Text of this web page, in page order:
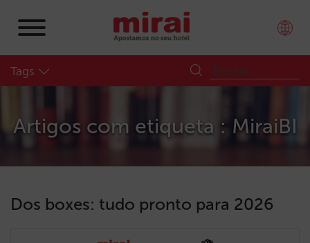
Tags
Artigos com etiqueta : MiraiBI
Dos boxes: tudo pronto para 2026